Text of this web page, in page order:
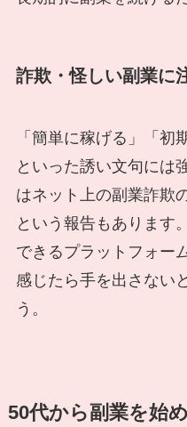
詐欺・怪しい副業に
「簡単に稼げる」「初
といった誘い文句には
はネット上の副業詐欺
という報告もあります
できるプラットフォー
感じたら手を出さない
う。
50代から副業を始